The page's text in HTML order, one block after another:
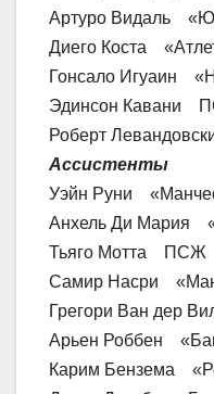
Артуро Видаль
Диего Коста
Гонсало Игуаин
Эдинсон Кавани
Роберт
Ассистенты
Уэйн Руни
Анхель Ди Мария
Тьяго Мотта
Самир Насри
Грегори Ван дер
Арьен Роббен
Карим Бензема